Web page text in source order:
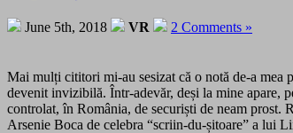
June 5th, 2018 VR 2 Comments »
Mai mulți cititori mi-au sesizat că o notă de-a mea
devenit invizibilă. Într-adevăr, deși la mine apare,
controlat, în România, de securiști de neam prost.
Arsenie Boca de celebra “scriin-du-șitoare” a lui